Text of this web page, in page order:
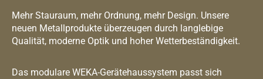
Mehr Stauraum, mehr Ordnung, mehr Design. Unsere
neuen Metallprodukte überzeugen durch langlebige
Qualität, moderne Optik und hoher Wetterbeständigkeit.
Das modulare WEKA-Gerätehaussystem passt sich